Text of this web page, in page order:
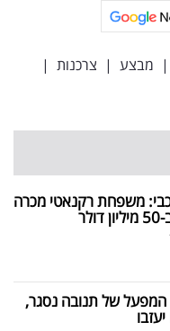
| מבצע | צרכנות |
משפחת רקנאטי מכרה
שנה: המפעל של תנובה נסגר,